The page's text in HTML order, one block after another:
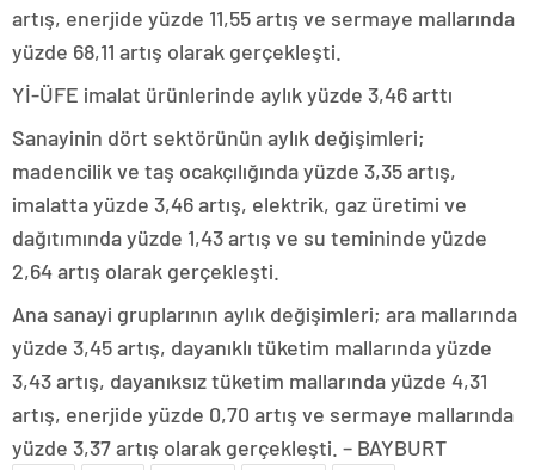
artış, enerjide yüzde 11,55 artış ve sermaye mallarında
yüzde 68,11 artış olarak gerçekleşti.
Yİ-ÜFE imalat ürünlerinde aylık yüzde 3,46 arttı
Sanayinin dört sektörünün aylık değişimleri;
madencilik ve taş ocakçılığında yüzde 3,35 artış,
imalatta yüzde 3,46 artış, elektrik, gaz üretimi ve
dağıtımında yüzde 1,43 artış ve su temininde yüzde
2,64 artış olarak gerçekleşti.
Ana sanayi gruplarının aylık değişimleri; ara mallarında
yüzde 3,45 artış, dayanıklı tüketim mallarında yüzde
3,43 artış, dayanıksız tüketim mallarında yüzde 4,31
artış, enerjide yüzde 0,70 artış ve sermaye mallarında
yüzde 3,37 artış olarak gerçekleşti. – BAYBURT